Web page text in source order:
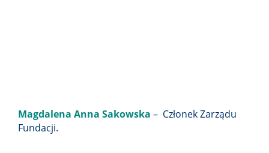
Magdalena Anna Sakowska – Członek Zarządu
Fundacji.